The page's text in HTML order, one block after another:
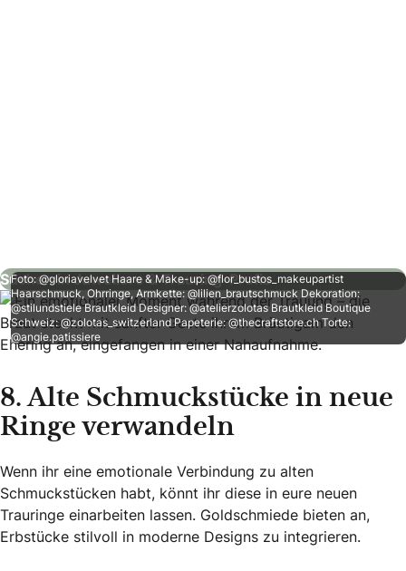
Suchen in Juweliere & Trauring-Profis
Foto: @gloriavelvet Haare & Make-up: @flor_bustos_makeupartist
Haarschmuck, Ohrringe, Armkette: @lilien_brautschmuck Dekoration:
@stilundstiele Brautkleid Designer: @atelierzolotas Brautkleid Boutique
Schweiz: @zolotas_switzerland Papeterie: @thecraftstore.ch Torte:
@angie.patissiere
8. Alte Schmuckstücke in neue
Ringe verwandeln
Wenn ihr eine emotionale Verbindung zu alten
Schmuckstücken habt, könnt ihr diese in eure neuen
Trauringe einarbeiten lassen. Goldschmiede bieten an,
Erbstücke stilvoll in moderne Designs zu integrieren.